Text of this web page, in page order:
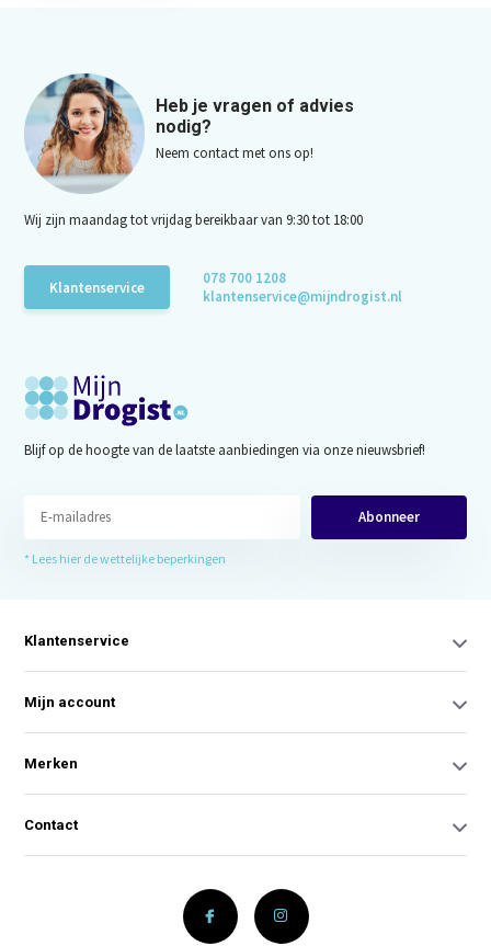
Heb je vragen of advies
nodig?
Neem contact met ons op!
Wij zijn maandag tot vrijdag bereikbaar van 9:30 tot 18:00
Klantenservice
078 700 1208
klantenservice@mijndrogist.nl
Blijf op de hoogte van de laatste aanbiedingen via onze nieuwsbrief!
Abonneer
* Lees hier de wettelijke beperkingen
Klantenservice
Mijn account
Merken
Contact